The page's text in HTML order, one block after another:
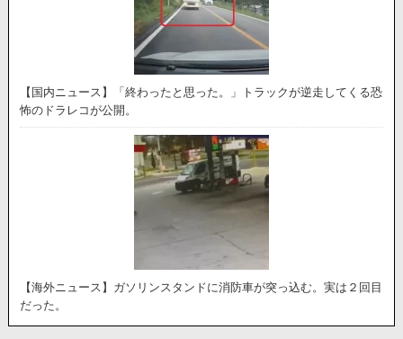
【国内ニュース】「終わったと思った。」トラックが逆走してくる恐
怖のドラレコが公開。
【海外ニュース】ガソリンスタンドに消防車が突っ込む。実は２回目
だった。